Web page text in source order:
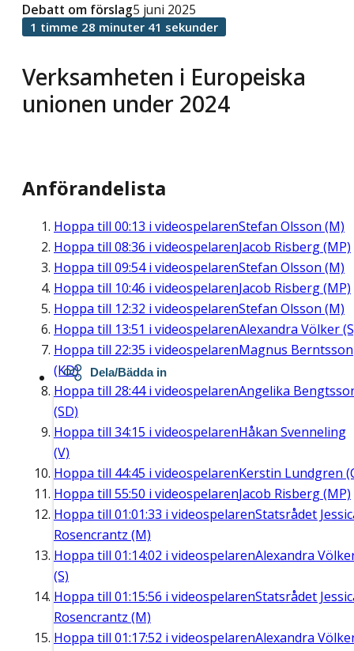
Verksamheten i Europeiska
unionen under 2024
Debatt om förslag5 juni 2025
1 timme 28 minuter 41 sekunder
Anförandelista
Hoppa till 00:13 i videospelarenStefan Olsson (M)
Hoppa till 08:36 i videospelarenJacob Risberg (MP)
Hoppa till 09:54i videospelarenStefan Olsson (M)
Hoppa till 10:46 i videospelarenJacob Risberg (MP)
Hoppa till 12:32 i videospelarenStefan Olsson (M)
Hoppa till 13:51 i videospelarenAlexandra Völker
Hoppa till 22:35 i videospelarenMagnus Berntsson
(KD)
Hoppa till 28:44i videospelarenAngelika
(SD)
Hoppa till 34:15 i videospelarenHåkan Svenneling
(V)
Hoppa till 44:45 i videospelarenKerstin Lundgren
Hoppa till 55:50 i videospelarenJacob Risberg (MP)
Hoppa till 01:01:33 i videospelarenStatsrådet
Rosencrantz (M)
Hoppa till 01:14:02 i videospelarenAlexandra
(S)
Hoppa till 01:15:56 i videospelarenStatsrådet
Rosencrantz (M)
Hoppa till 01:17:52 i videospelarenAlexandra
Dela/Bädda in